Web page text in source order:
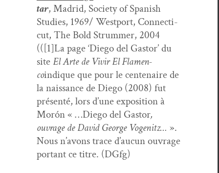
tar, Madrid, Soci­ety of Span­ish
Stud­ies, 1969/ West­port, Con­necti­
cut, The Bold Strum­mer, 2004
(([1]La page ‘Diego del Gas­tor’ du
siteEl Arte de Vivir El Fla­men­
coindique que pour le cen­te­naire de
la nais­sance de Diego (2008) fut
présen­té, lors d’une expo­si­tion à
Morón « …Diego del Gas­tor,
ouvrage de David George Vogenitz… ».
Nous n’avons trace d’aucun ouvrage
por­tant ce titre. (DGfg)